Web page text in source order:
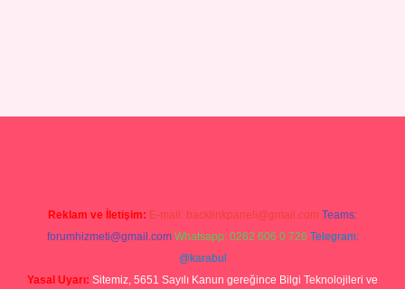
Reklam ve İletişim: E-mail: backlinkpaneli@gmail.com Teams:
forumhizmeti@gmail.com Whatsapp: 0262 606 0 726 Telegram:
@karabul
Yasal Uyarı: Sitemiz, 5651 Sayılı Kanun gereğince Bilgi Teknolojileri ve